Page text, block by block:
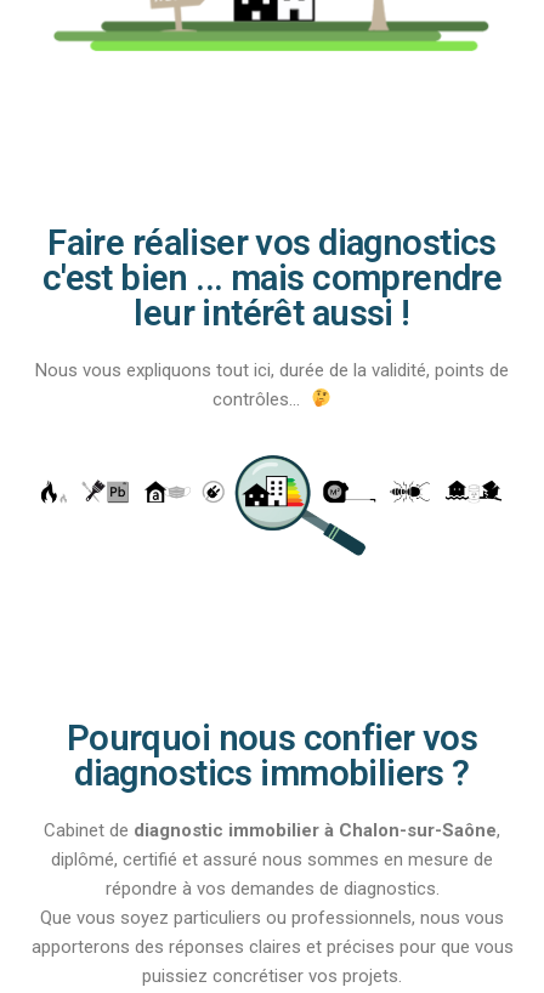
Faire réaliser vos diagnostics
c'est bien ... mais comprendre
leur intérêt aussi !
Nous vous expliquons tout ici, durée de la validité, points de
contrôles…
Pourquoi nous confier vos
diagnostics immobiliers ?
Cabinet de diagnostic immobilier à Chalon-sur-Saône,
diplômé, certifié et assuré nous sommes en mesure de
répondre à vos demandes de diagnostics.
Que vous soyez particuliers ou professionnels, nous vous
apporterons des réponses claires et précises pour que vous
puissiez concrétiser vos projets.